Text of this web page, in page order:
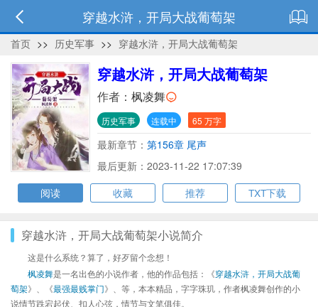
穿越水浒，开局大战葡萄架
首页 >> 历史军事 >> 穿越水浒，开局大战葡萄架
穿越水浒，开局大战葡萄架
作者： 枫凌舞
历史军事 连载中 65 万字
最新章节： 第156章 尾声
最后更新：2023-11-22 17:07:39
阅读
收藏 推荐 TXT下载
穿越水浒，开局大战葡萄架小说简介
这是什么系统？算了，好歹留个念想！
枫凌舞是一名出色的小说作者，他的作品包括：《穿越水浒，开局大战葡
萄架》、《最强最贱掌门》、等，本本精品，字字珠玑，作者枫凌舞创作的小
说情节跌宕起伏、扣人心弦，情节与文笔俱佳。